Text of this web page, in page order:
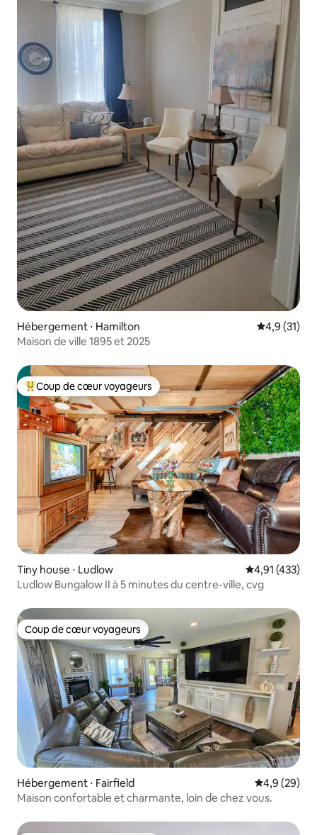
Hébergement ⋅ Hamilton Évaluation
4,9 (31)
Maison de ville 1895 et 2025
Coups de cœur voyageurs les plus appréciés
Coup de cœur voyageurs
Tiny house ⋅ Ludlow Évaluation
4,91 (433)
Ludlow Bungalow II à 5 minutes du centre-ville, cvg
Coup de cœur voyageurs
Coup de cœur voyageurs
Hébergement ⋅ Fairfield Évaluation
4,9 (29)
Maison confortable et charmante, loin de chez vous.